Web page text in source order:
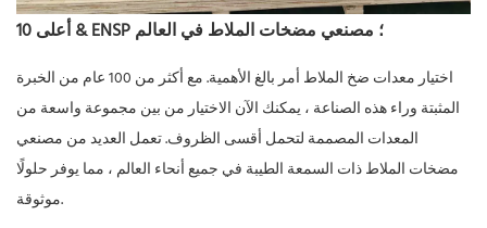
أعلى 10 & ENSP ؛ مصنعي مضخات الملاط في العالم
اختيار معدات ضخ الملاط أمر بالغ الأهمية. مع أكثر من 100 عام من الخبرة
المثبتة وراء هذه الصناعة ، يمكنك الآن الاختيار من بين مجموعة واسعة من
المعدات المصممة لتحمل أقسى الظروف. تعمل العديد من مصنعي
مضخات الملاط ذات السمعة الطيبة في جميع أنحاء العالم ، مما يوفر حلولًا
موثوقة.